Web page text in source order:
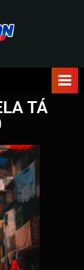
TÁ